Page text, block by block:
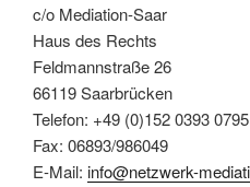
c/o Mediation-Saar
Haus des Rechts
Feldmannstraße 26
66119 Saarbrücken
Telefon: +49 (0)152 0393 0795
Fax: 06893/986049
E-Mail: info@netzwerk-